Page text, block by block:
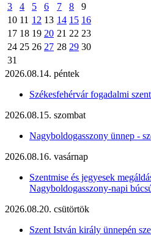
3
4 5 6 7 8
9
10 11 12 13 14 15 16
17 18 19 20 21 22 23
24 25 26 27 28 29 30
31
2026.08.14. péntek
Székesfehérvár fogadalmi
2026.08.15. szombat
Nagyboldogasszony ünnep -
2026.08.16. vasárnap
Szentmise és jegyesek
Nagyboldogasszony-napi
2026.08.20. csütörtök
Szent István király ünnepén